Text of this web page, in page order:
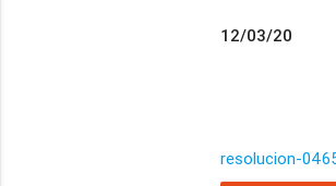
12/03/20
resolucion-